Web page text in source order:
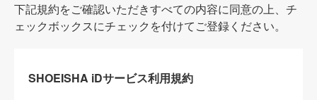
下記規約をご確認いただきすべての内容に同意の上、チ
ェックボックスにチェックを付けてご登録ください。
SHOEISHA iDサービス利用規約